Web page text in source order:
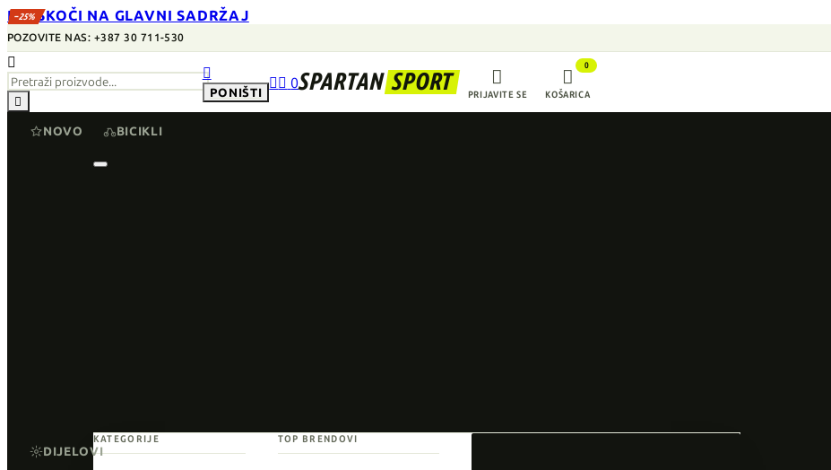
PRESKOČI NA GLAVNI SADRŽAJ
POZOVITE NAS: +387 30 711-530
SPARTAN SPORT



PONIŠTI

PRIJAVITE SE

KOŠARICA
0
 0
NOVO BICIKLI
KATEGORIJE TOP BRENDOVI
DIJELOVI
−25%